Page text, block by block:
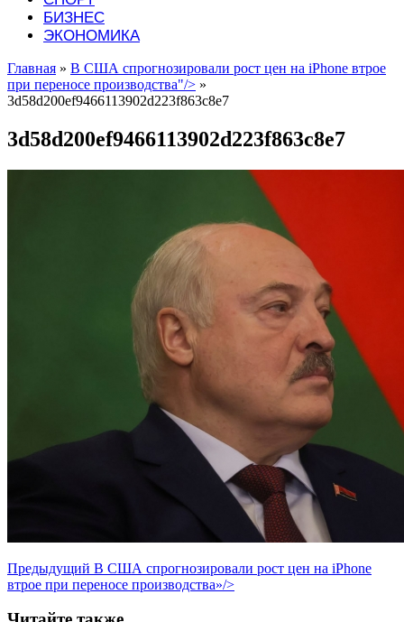
БИЗНЕС
ЭКОНОМИКА
Главная » В США спрогнозировали рост цен на iPhone втрое
при переносе производства"/> »
3d58d200ef9466113902d223f863c8e7
3d58d200ef9466113902d223f863c8e7
Предыдущий В США спрогнозировали рост цен на iPhone
втрое при переносе производства»/>